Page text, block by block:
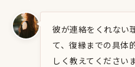
彼が連絡をくれない
て、復縁までの具体
しく教えてください